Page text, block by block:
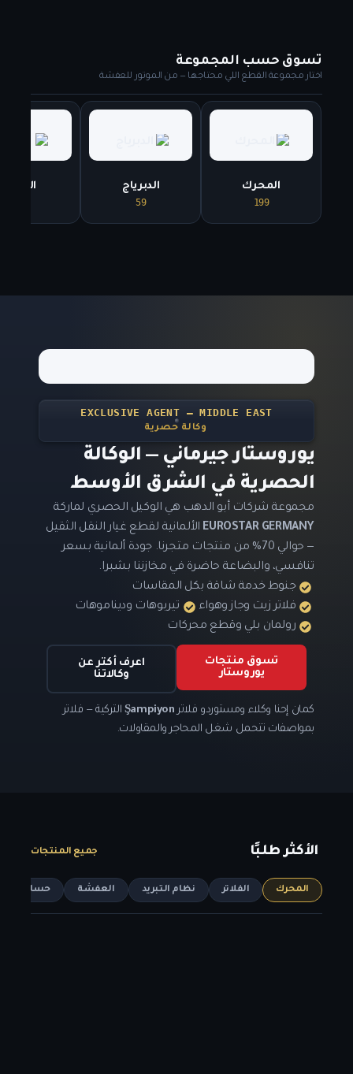
تسوق حسب المجموعة
اختار مجموعة القطع اللي محتاجها — من الموتور للعفشة
المحرك
199
الدبرياج
59
الفلاتر
EXCLUSIVE AGENT — MIDDLE EAST
وكالة حصرية
يوروستار جيرماني — الوكالة
الحصرية في الشرق الأوسط
مجموعة شركات أبو الدهب هي الوكيل الحصري لماركة
EUROSTAR GERMANYالألمانية لقطع غيار النقل الثقيل
— حوالي 70% من منتجات متجرنا. جودة ألمانية بسعر
تنافسي، والبضاعة حاضرة في مخازننا بشبرا.
جنوط خدمة شاقة بكل المقاسات
فلاتر زيت وجاز وهواء
تيربوهات وديناموهات
رولمان بلي وقطع محركات
تسوق منتجات
يوروستار
اعرف أكتر عن
وكالاتنا
كمان إحنا وكلاء ومستوردو فلاترŞampiyonالتركية — فلاتر
بمواصفات تتحمل شغل المحاجر والمقاولات.
الأكثر طلبًا
المحرك الفلاتر نظام التبريد العفشة حساسات
جميع المنتجات